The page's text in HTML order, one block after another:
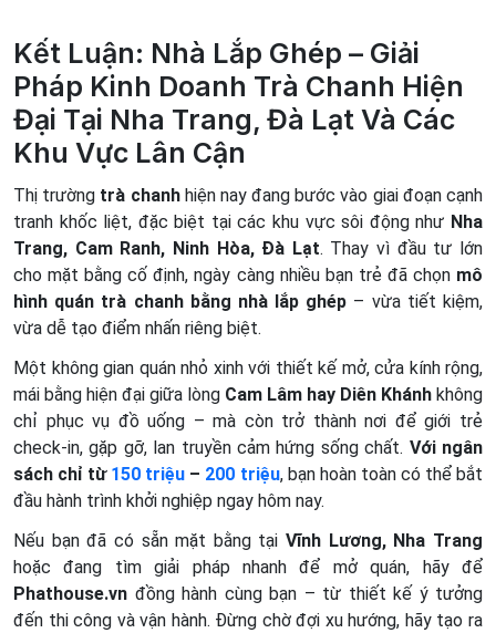
Kết Luận: Nhà Lắp Ghép – Giải
Pháp Kinh Doanh Trà Chanh Hiện
Đại Tại Nha Trang, Đà Lạt Và Các
Khu Vực Lân Cận
Thị trường trà chanhhiện nay đang bước vào giai đoạn cạnh
tranh khốc liệt, đặc biệt tại các khu vực sôi động như Nha
Trang, Cam Ranh, Ninh Hòa, Đà Lạt. Thay vì đầu tư lớn
cho mặt bằng cố định, ngày càng nhiều bạn trẻ đã chọn mô
hình quán trà chanh bằng nhà lắp ghép – vừa tiết kiệm,
vừa dễ tạo điểm nhấn riêng biệt.
Một không gian quán nhỏ xinh với thiết kế mở, cửa kính rộng,
mái bằng hiện đại giữa lòng Cam Lâm hay Diên Khánh không
chỉ phục vụ đồ uống – mà còn trở thành nơi để giới trẻ
check-in, gặp gỡ, lan truyền cảm hứng sống chất. Với ngân
sách chỉ từ 150 triệu – 200 triệu, bạn hoàn toàn có thể bắt
đầu hành trình khởi nghiệp ngay hôm nay.
Nếu bạn đã có sẵn mặt bằng tạiVĩnh Lương, Nha Trang
hoặc đang tìm giải pháp nhanh để mở quán, hãy để
Phathouse.vn đồng hành cùng bạn – từ thiết kế ý tưởng
đến thi công và vận hành. Đừng chờ đợi xu hướng, hãy tạo ra